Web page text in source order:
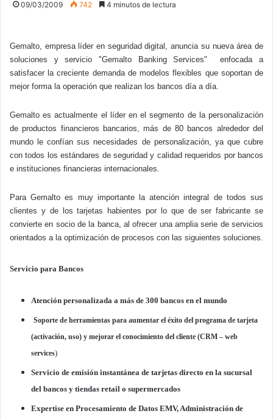
09/03/2009 742 4 minutos de lectura
Gemalto, empresa líder en seguridad digital, anuncia su nueva área de
soluciones y servicio "Gemalto Banking Services"
enfocada a
satisfacer la creciente demanda de modelos flexibles que soportan de
mejor forma la operación que realizan los bancos día a día.
Gemalto es actualmente el líder en el segmento de la personalización
de productos financieros bancarios, más de 80 bancos alrededor del
mundo le confían sus necesidades de personalización, ya que cubre
con todos los estándares de seguridad y calidad requeridos por bancos
e instituciones financieras internacionales.
Para Gemalto es muy importante la atención integral de todos sus
clientes y de los tarjetas habientes por lo que de ser fabricante se
convierte en socio de la banca, al ofrecer una amplia serie de servicios
orientados a la optimización de procesos con las siguientes soluciones.
Servicio para Bancos
Atención personalizada a más de 300 bancos en el mundo
Soporte de herramientas para aumentar el éxito del programa de tarjeta
(activación, uso) y mejorar el conocimiento del cliente (CRM – web
services)
Servicio de emisión instantánea de tarjetas directo en la sucursal
del bancos y tiendas retail o supermercados
Expertise en Procesamiento de Datos EMV, Administración de